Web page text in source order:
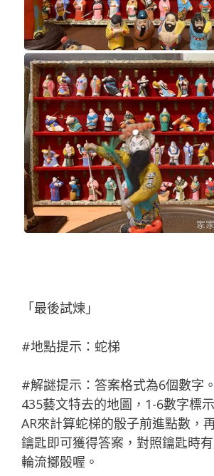
「最後試煉」
#地點提示：蛇梯
#解謎提示：答案格式為6個數字
435藝文特去的地圖，1-6數字標
AR來計算蛇梯的骰子前進點數，
鑰匙即可獲得答案，對照鑰匙時
輪流擲骰喔。